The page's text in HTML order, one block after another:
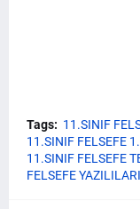
Tags: 11.SINIF
11.SINIF FELSEFE
11.SINIF FELSEFE
FELSEFE YAZILILARI